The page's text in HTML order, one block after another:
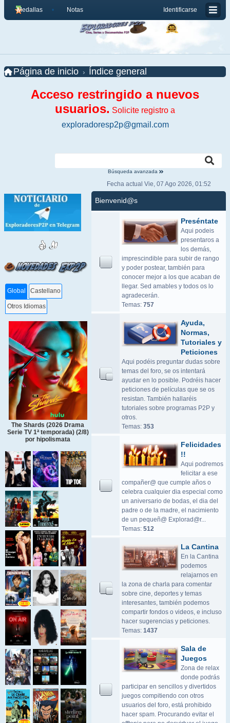
Identificarse
Medallas Notas
Página de inicio Índice general
Acceso restringido a nuevos
usuarios. Solicite registro a
exploradoresp2p@gmail.com
Búsqueda avanzada
Global Castellano
Otros Idiomas
The Shards (2026 Drama
Serie TV 1ª temporada) (2/8)
por hipolismata
Fecha actual Vie, 07 Ago 2026, 01:52
Bienvenid@s
Preséntate
Aqui podeis
presentaros a
los demás,
imprescindible para subir de rango
y poder postear, también para
conocer mejor a los que acaban de
llegar. Sed amables y todos os lo
agradecerán.
Temas: 757
Ayuda,
Normas,
Tutoriales y
Peticiones
Aqui podéis preguntar dudas sobre
temas del foro, se os intentará
ayudar en lo posible. Podréis hacer
peticiones de películas que se os
resistan. También hallaréis
tutoriales sobre programas P2P y
otros.
Temas: 353
Felicidades
!!
Aqui podremos
felicitar a ese
compañer@ que cumple años o
celebra cualquier dia especial como
un aniversario de bodas, el dia del
padre o de la madre, el nacimiento
de un pequeñ@ Explorad@r...
Temas: 512
La Cantina
En la Cantina
podemos
relajarnos en
la zona de charla para comentar
sobre cine, deportes y temas
interesantes, también podemos
compartir fondos o videos, e incluso
hacer sugerencias y peticiones.
Temas: 1437
Sala de
Juegos
Zona de relax
donde podrás
participar en sencillos y divertidos
juegos compitiendo con otros
usuarios del foro, está prohibido
hacer spam. Procurando evitar el